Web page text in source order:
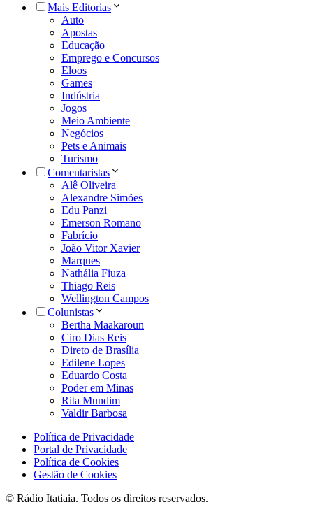
Mais Editorias
Auto
Apostas
Educação
Emprego e Concursos
Eloos
Games
Indústria
Jogos
Meio Ambiente
Negócios
Pets e Animais
Turismo
Comentaristas
Alê Oliveira
Alexandre Simões
Edu Panzi
Emerson Romano
Fabrício
João Vitor Xavier
Marques
Nathália Fiuza
Thiago Reis
Wellington Campos
Colunistas
Bertha Maakaroun
Ciro Dias Reis
Direto de Brasília
Edilene Lopes
Eduardo Costa
Poder em Minas
Rita Mundim
Valdir Barbosa
Política de Privacidade
Portal de Privacidade
Política de Cookies
Gestão de Cookies
© Rádio Itatiaia. Todos os direitos reservados.